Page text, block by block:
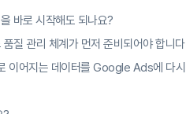
바로 시작해도 되나요?
질 관리 체계가 먼저 준비되어야 합니
이어지는 데이터를 Google Ads에 다